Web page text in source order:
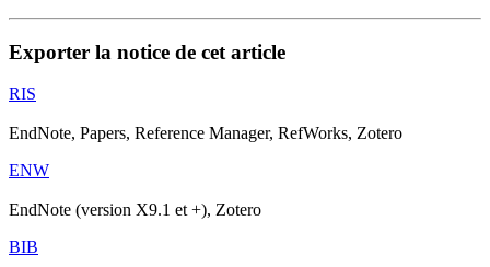
Exporter la notice de cet article
RIS
EndNote, Papers, Reference Manager, RefWorks, Zotero
ENW
EndNote (version X9.1 et +), Zotero
BIB